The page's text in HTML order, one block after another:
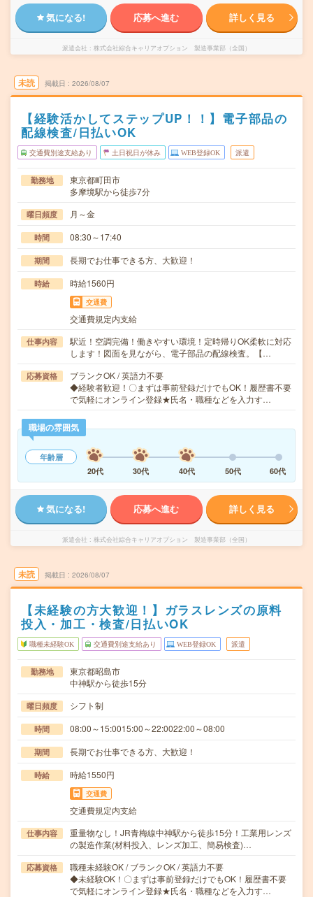
気になる! 応募へ進む 詳しく見る
派遣会社 株式会社綜合キャリアオプション 製造事業部（全国）
未読 掲載日 2026/08/07
【経験活かしてステップUP！！】電子部品の
配線検査/日払いOK
交通費別途支給あり 土日祝日が休み WEB登録OK 派遣
勤務地
東京都町田市
多摩境駅から徒歩7分
曜日頻度 月～金
時間 08:30～17:40
期間 長期でお仕事できる方、大歓迎！
時給 時給1560円
交通費
交通費規定内支給
仕事内容
駅近！空調完備！働きやすい環境！定時帰りOK柔軟に対応
します！図面を見ながら、電子部品の配線検査。【…
応募資格
ブランクOK / 英語力不要
◆経験者歓迎！〇まずは事前登録だけでもOK！履歴書不要
で気軽にオンライン登録★氏名・職種などを入力す…
職場の雰囲気
年齢層
20代
30代 40代 50代 60代
気になる! 応募へ進む 詳しく見る
派遣会社 株式会社綜合キャリアオプション 製造事業部（全国）
未読 掲載日 2026/08/07
【未経験の方大歓迎！】ガラスレンズの原料
投入・加工・検査/日払いOK
職種未経験OK 交通費別途支給あり WEB登録OK 派遣
勤務地
東京都昭島市
中神駅から徒歩15分
曜日頻度 シフト制
時間 08:00～15:0015:00～22:0022:00～08:00
期間 長期でお仕事できる方、大歓迎！
時給 時給1550円
交通費
交通費規定内支給
仕事内容
重量物なし！JR青梅線中神駅から徒歩15分！工業用レンズ
の製造作業(材料投入、レンズ加工、簡易検査)…
応募資格
職種未経験OK / ブランクOK / 英語力不要
◆未経験OK！〇まずは事前登録だけでもOK！履歴書不要
で気軽にオンライン登録★氏名・職種などを入力す…